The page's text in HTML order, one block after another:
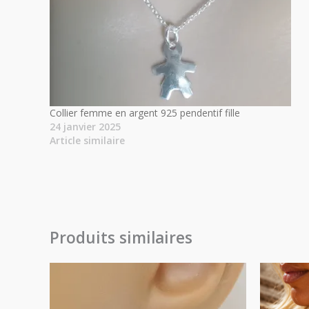
Collier femme en argent 925 pendentif fille
24 janvier 2025
Article similaire
Produits similaires